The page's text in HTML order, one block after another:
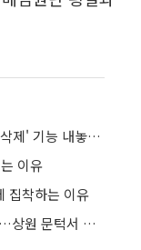
"AI와 나눈 대화 싹 다 지워진다"…'자동 삭제' 기능 내놓은 메타
이유
집착하는 이유
美 클래리티 법안 연내 통과 가능성 13%…상원 문턱서 제동